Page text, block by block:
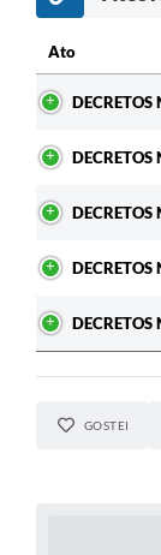
Ato
GOSTEI